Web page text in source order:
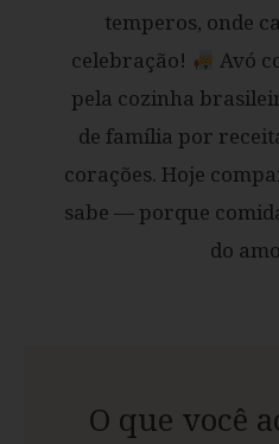
temperos, onde
celebração!
Avó
pela cozinha
de família por
corações. Hoje
sabe — porque
do
O que você